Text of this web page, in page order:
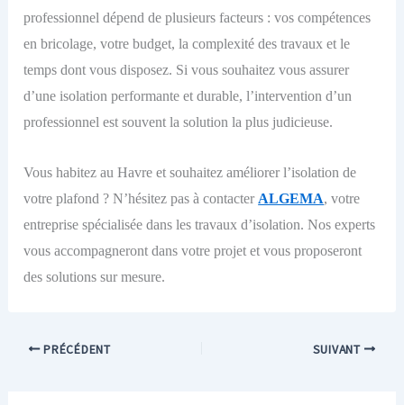
professionnel dépend de plusieurs facteurs : vos compétences
en bricolage, votre budget, la complexité des travaux et le
temps dont vous disposez. Si vous souhaitez vous assurer
d’une isolation performante et durable, l’intervention d’un
professionnel est souvent la solution la plus judicieuse.
Vous habitez au Havre et souhaitez améliorer l’isolation de
votre plafond ? N’hésitez pas à contacter ALGEMA, votre
entreprise spécialisée dans les travaux d’isolation. Nos experts
vous accompagneront dans votre projet et vous proposeront
des solutions sur mesure.
PRÉCÉDENT SUIVANT